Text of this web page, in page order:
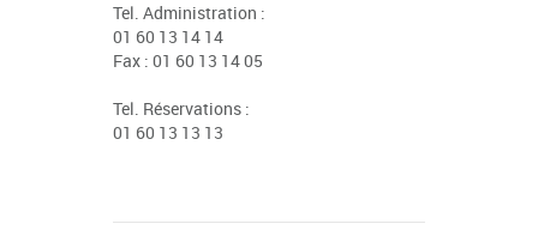
Tel. Administration :
01 60 13 14 14
Fax : 01 60 13 14 05
Tel. Réservations :
01 60 13 13 13